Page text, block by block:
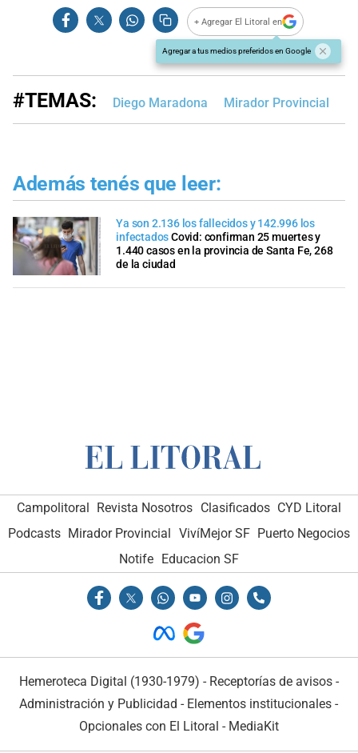
+ Agregar El Litoral en
Agregar a tus medios preferidos en Google
#TEMAS: Diego Maradona Mirador Provincial
Además tenés que leer:
Ya son 2.136 los fallecidos y 142.996 los
infectadosCovid: confirman 25 muertes y
1.440 casos en la provincia de Santa Fe, 268
de la ciudad
Campolitoral Revista Nosotros Clasificados CYD Litoral
Podcasts Mirador Provincial VivíMejor SF Puerto Negocios
Notife Educacion SF
Hemeroteca Digital (1930-1979) - Receptorías de avisos -
Administración y Publicidad - Elementos institucionales -
Opcionales con El Litoral - MediaKit